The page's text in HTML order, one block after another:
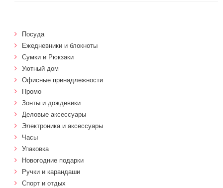
Посуда
Ежедневники и блокноты
Сумки и Рюкзаки
Уютный дом
Офисные принадлежности
Промо
Зонты и дождевики
Деловые аксессуары
Электроника и аксессуары
Часы
Упаковка
Новогодние подарки
Ручки и карандаши
Спорт и отдых